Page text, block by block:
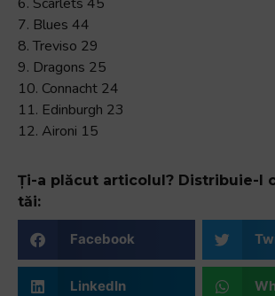
7. Blues 44
8. Treviso 29
9. Dragons 25
10. Connacht 24
11. Edinburgh 23
12. Aironi 15
Ți-a plăcut articolul? Distribuie-l
tăi:
Facebook
LinkedIn